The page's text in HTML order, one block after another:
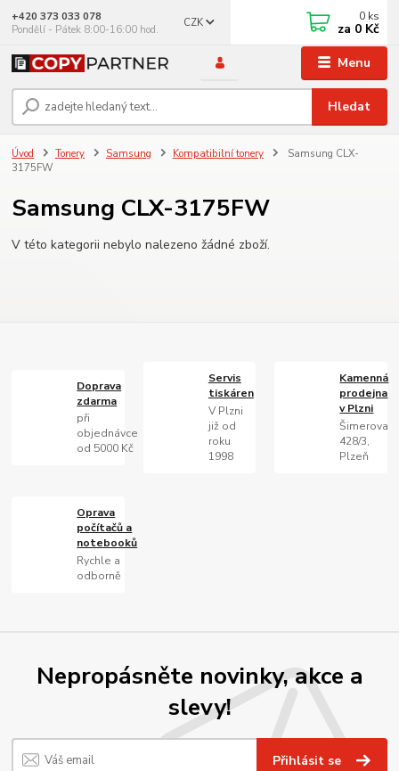
Menu
CZK
Hledat
+420 373 033 078
Pondělí - Pátek 8:00-16:00 hod.
0 ks
za 0 Kč
Úvod Tonery Samsung Kompatibilní tonery
Samsung CLX-
3175FW
Samsung CLX-3175FW
V této kategorii nebylo nalezeno žádné zboží.
Doprava
zdarma
při
objednávce
od 5000 Kč
Servis
tiskáren
V Plzni
již od
roku
1998
Kamenná
prodejna
v Plzni
Šimerova
428/3,
Plzeň
Oprava
počítačů a
notebooků
Rychle a
odborně
Nepropásněte novinky, akce a
slevy!
Přihlásit se